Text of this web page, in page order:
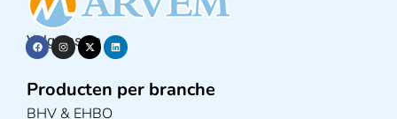
Volg ons op
Producten per branche
BHV & EHBO